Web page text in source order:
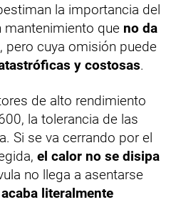
la importancia del
mantenimiento que no da
, pero cuya omisión puede
y costosas.
de alto rendimiento
la tolerancia de las
Si se va cerrando por el
el calor no se disipa
no llega a asentarse
acaba literalmente